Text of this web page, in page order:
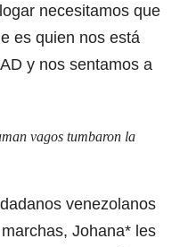
necesitamos que
es quien nos está
y nos sentamos a
vagos tumbaron la
venezolanos
Johana* les